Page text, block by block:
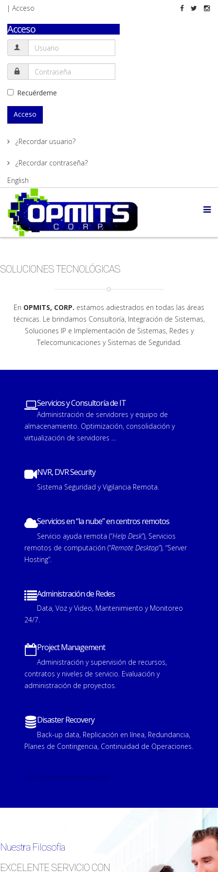
| Acceso
Acceso
Recuérdeme
Acceso
¿Recordar usuario?
¿Recordar contraseña?
English
SOLUCIONES TECNOLÓGICAS
En OPMITS, CORP. estamos adiestrados en todas las áreas
técnicas. Le brindamos Consultoría, Integración de Sistemas,
Soluciones IP e Implementación de Sistemas, Redes y
Telecomunicaciones y Sistemas de Seguridad.
Servicios y Consultoría de IT
Administración de servidores y equipo de
almacenamiento. Optimización, consolidación y
virtualización de servidores ...
NVR, DVR Security
Sistema Seguridad y Vigilancia Remota.
Servicios en “la nube” en centros remotos
Servicio ayuda remota (“Help Desk”), Servicios
remotos de computación (“Remote Desktop”), “Server
Hosting”.
Administración de Redes
Data, Voz y Video, Mantenimiento y Monitoreo
24/7.
Project Management
Administración y supervisión de recursos,
contratos y niveles de servicio. Evaluación y
administración de proyectos.
Disaster Recovery
Back-up data, Replicación en línea, Redundancia,
Planes de Contingencia, Continuidad de Operaciones.
Ver Todos Nuestros Servicios
Nuestra Filosofía
EXCELENTE SERVICIO CON